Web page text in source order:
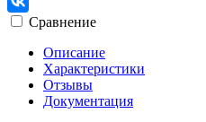
Сравнение
Описание
Характеристики
Отзывы
Документация